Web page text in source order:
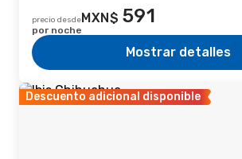
precio desdeMXN$ 591
por noche
Mostrar detalles
Descuento adicional disponible